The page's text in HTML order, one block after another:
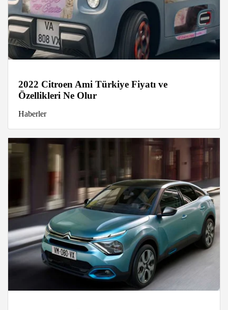
2022 Citroen Ami Türkiye Fiyatı ve
Özellikleri Ne Olur
Haberler